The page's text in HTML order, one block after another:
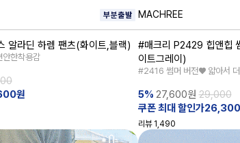
알라딘 하렘 팬츠(화이트,블랙)
한착용감
원
MACHREE
#매크리 P2429 힙앤힙
이트그레이)
#2416 썸머 버전♥ 얇아서 더
5% 27,600원 29,000
쿠폰 최대 할인가
리뷰 1,490